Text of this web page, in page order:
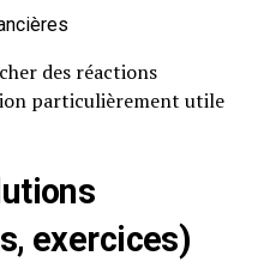
des réactions
particulièrement utile
exercices)